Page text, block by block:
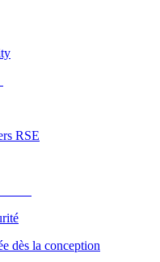
RSE
dès la conception